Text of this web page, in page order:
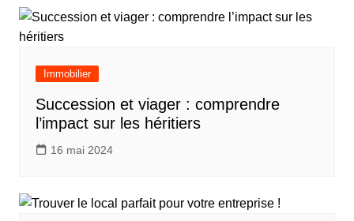
Immobilier
Succession et viager : comprendre
l’impact sur les héritiers
16 mai 2024